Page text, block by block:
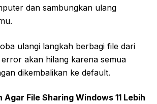
dan sambungkan ulang
ulangi langkah berbagi file dari
akan hilang karena semua
dikembalikan ke default.
Agar File Sharing Windows 11 Lebih